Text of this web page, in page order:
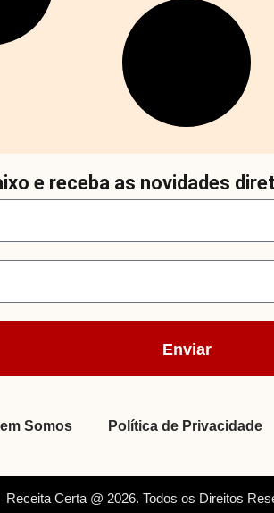
e receba as novidades
Enviar
Somos Política de Privacidade
Receita Certa @ 2026. Todos os Direitos